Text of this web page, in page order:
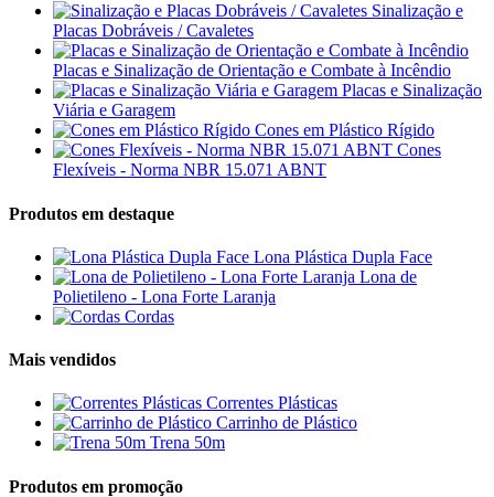
Sinalização e
Placas Dobráveis / Cavaletes
Placas e Sinalização de Orientação e Combate à Incêndio
Placas e Sinalização
Viária e Garagem
Cones em Plástico Rígido
Cones
Flexíveis - Norma NBR 15.071 ABNT
Produtos em destaque
Lona Plástica Dupla Face
Lona de
Polietileno - Lona Forte Laranja
Cordas
Mais vendidos
Correntes Plásticas
Carrinho de Plástico
Trena 50m
Produtos em promoção